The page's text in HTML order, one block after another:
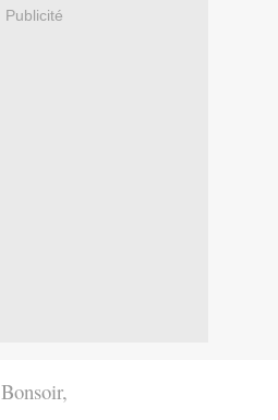
Publicité
Bonsoir,